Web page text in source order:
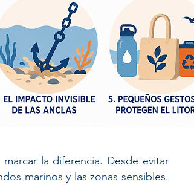
la diferencia. Desde evitar
marinos y las zonas sensibles.